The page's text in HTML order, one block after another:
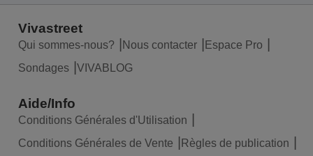
Vivastreet
Qui sommes-nous? Nous contacter
Espace Pro
Sondages
VIVABLOG
Aide/Info
Conditions Générales d'Utilisation
Conditions Générales de Vente
Règles de publication